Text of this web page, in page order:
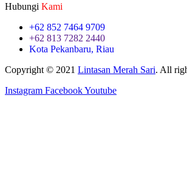
Hubungi Kami
+62 852 7464 9709
+62 813 7282 2440
Kota Pekanbaru, Riau
Copyright © 2021 Lintasan Merah Sari. All
Instagram FacebookYoutube